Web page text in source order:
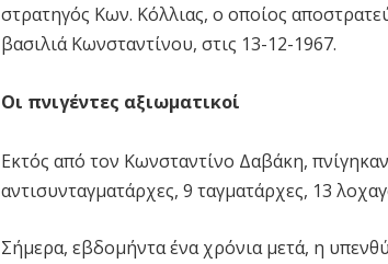
στρατηγός Κων. Κόλλιας, ο οποίος
βασιλιά Κωνσταντίνου, στις 13-12-1967.
Οι πνιγέντες αξιωματικοί
Εκτός από τον Κωνσταντίνο Δαβάκη,
αντισυνταγματάρχες, 9 ταγματάρχες, 13
Σήμερα, εβδομήντα ένα χρόνια μετά, η